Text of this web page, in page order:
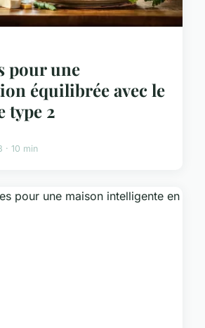
pour une
équilibrée avec le
type 2
· 10 min